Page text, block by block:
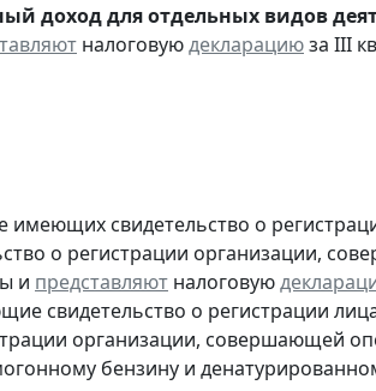
доход для отдельных видов
налоговуюдекларациюза III
имеющих свидетельство о
о регистрации организации,
и представляют налоговую
свидетельство о регистрации
организации, совершающей
бензину и